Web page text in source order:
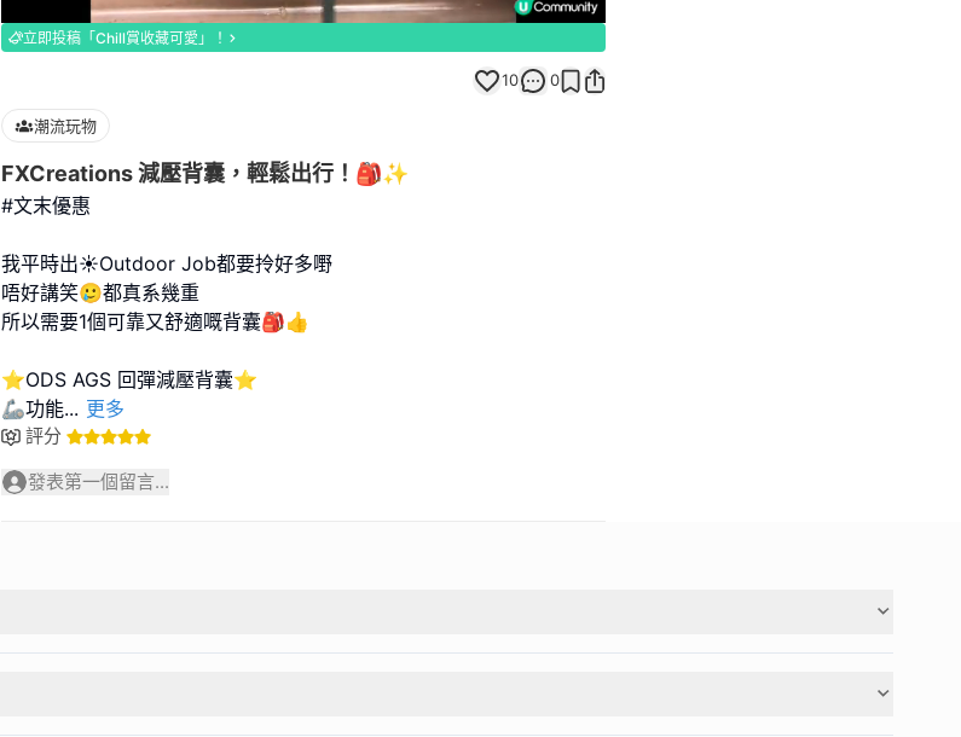
Loaded:
100.00%
Unmute
立即投稿「Chill賞收藏可愛」！
10 0
潮流玩物
FXCreations 減壓背囊，輕鬆出行！🎒✨
#文末優惠
我平時出☀️Outdoor Job都要拎好多嘢
唔好講笑🥲都真系幾重
所以需要1個可靠又舒適嘅背囊🎒👍
⭐ODS AGS 回彈減壓背囊⭐
🦾功能... 更多
評分
發表第一個留言...